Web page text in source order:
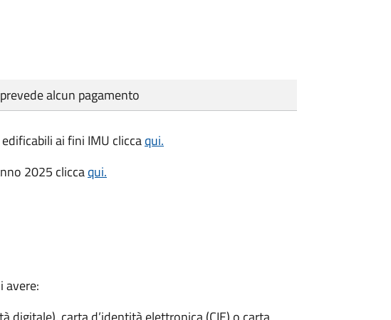
alcun pagamento
ai fini IMU cliccaqui.
2025 cliccaqui.
avere: